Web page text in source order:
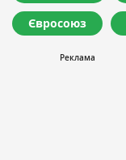
Євросоюз